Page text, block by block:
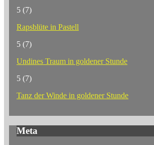
5 (7)
Rapsblüte in Pastell
5 (7)
Undines Traum in goldener Stunde
5 (7)
Tanz der Winde in goldener Stunde
Meta